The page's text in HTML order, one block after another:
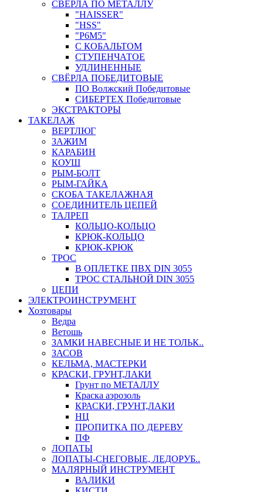
СВЁРЛА ПО МЕТАЛЛУ
"HAISSER"
"HSS"
"Р6М5"
С КОБАЛЬТОМ
СТУПЕНЧАТОЕ
УДЛИНЕННЫЕ
СВЁРЛА ПОБЕДИТОВЫЕ
ПО Волжский Победитовые
СИБЕРТЕХ Победитовые
ЭКСТРАКТОРЫ
ТАКЕЛАЖ
ВЕРТЛЮГ
ЗАЖИМ
КАРАБИН
КОУШ
РЫМ-БОЛТ
РЫМ-ГАЙКА
СКОБА ТАКЕЛАЖНАЯ
СОЕДИНИТЕЛЬ ЦЕПЕЙ
ТАЛРЕП
КОЛЬЦО-КОЛЬЦО
КРЮК-КОЛЬЦО
КРЮК-КРЮК
ТРОС
В ОПЛЕТКЕ ПВХ DIN 3055
ТРОС СТАЛЬНОЙ DIN 3055
ЦЕПИ
ЭЛЕКТРОИНСТРУМЕНТ
Хозтовары
Ведра
Ветошь
ЗАМКИ НАВЕСНЫЕ И НЕ ТОЛЬК..
ЗАСОВ
КЕЛЬМА, МАСТЕРКИ
КРАСКИ, ГРУНТ,ЛАКИ
Грунт по МЕТАЛЛУ
Краска аэрозоль
КРАСКИ, ГРУНТ,ЛАКИ
НЦ
ПРОПИТКА ПО ДЕРЕВУ
ПФ
ЛОПАТЫ
ЛОПАТЫ-СНЕГОВЫЕ, ЛЕДОРУБ..
МАЛЯРНЫЙ ИНСТРУМЕНТ
ВАЛИКИ